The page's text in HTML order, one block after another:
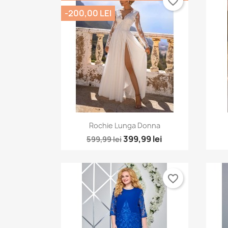
Vizualizare rapida
Rochie Lunga Donna
599,99 lei399,99 lei
-200,00 LEI
favorite_border